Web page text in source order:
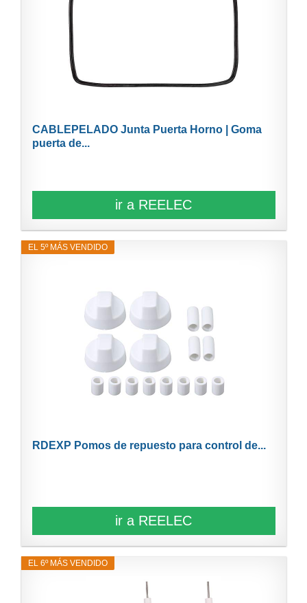
CABLEPELADO Junta Puerta Horno | Goma
puerta de...
ir a REELEC
EL 5º MÁS VENDIDO
RDEXP Pomos de repuesto para control de...
ir a REELEC
EL 6º MÁS VENDIDO